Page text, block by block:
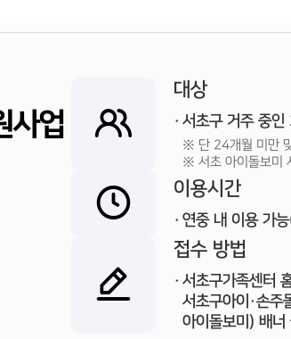
사업
대상
서초구 거주 중
※ 단 24개월 미만
※ 서초 아이돌보미
이용시간
연중 내 이용 가
접수 방법
서초구가족센터
서초구아이·손
아이돌보미) 배너